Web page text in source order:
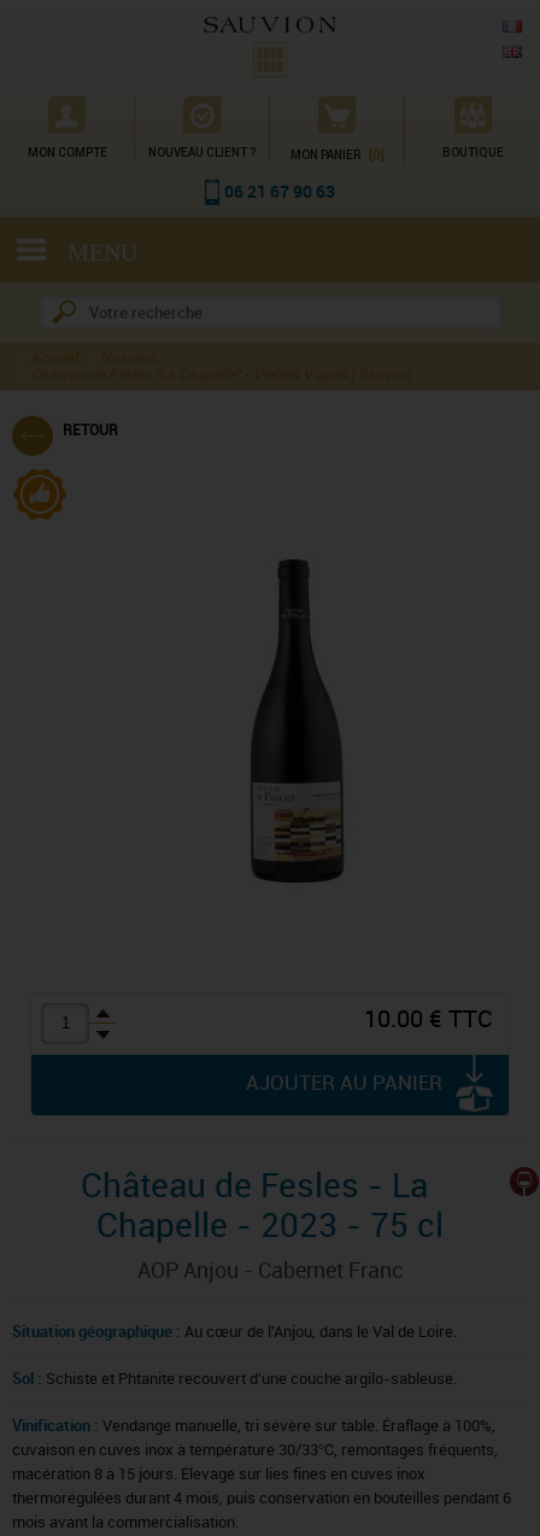
MON COMPTE NOUVEAU CLIENT ? MON PANIER [0] BOUTIQUE
06 21 67 90 63
MENU
RETOUR
10.00 € TTC
AJOUTER AU PANIER
Château de Fesles - La
Chapelle - 2023 - 75 cl
AOP Anjou - Cabernet Franc
Situation géographique : Au cœur de l'Anjou, dans le Val de Loire.
Sol : Schiste et Phtanite recouvert d'une couche argilo-sableuse.
Vinification : Vendange manuelle, tri sévère sur table. Éraflage à 100%,
cuvaison en cuves inox à température 30/33°C, remontages fréquents,
macération 8 à 15 jours. Élevage sur lies fines en cuves inox
thermorégulées durant 4 mois, puis conservation en bouteilles pendant 6
mois avant la commercialisation.